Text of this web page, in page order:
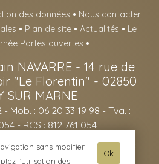
des données • Nous contacter
• Plan de site • Actualités • Le
Portes ouvertes •
NAVARRE - 14 rue de
"Le Florentin" - 02850
SUR MARNE
- Mob. : 06 20 33 19 98 - Tva. :
- RCS : 812 761 054
pour la santé, sachez consommer avec
est interdite aux mineurs de -18ans -
Ok
sans modifier
l'utilisation des